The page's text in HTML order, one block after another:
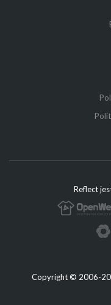
Reflect
Copyright © 2006-